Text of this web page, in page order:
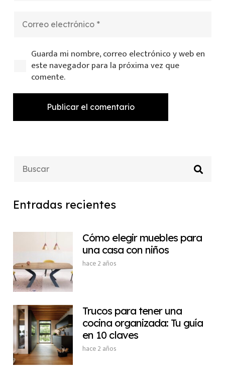
Guarda mi nombre, correo electrónico y web en
este navegador para la próxima vez que
comente.
Publicar el comentario
Entradas recientes
Cómo elegir muebles para
una casa con niños
hace 2 años
Trucos para tener una
cocina organizada: Tu guía
en 10 claves
hace 2 años